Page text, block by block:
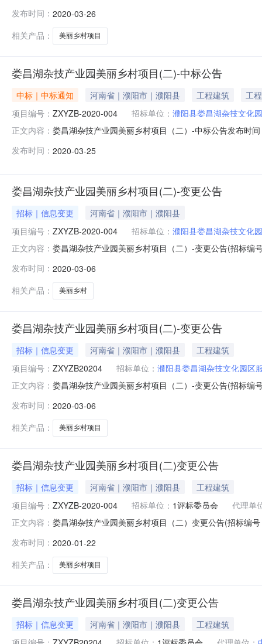
订合同后60日历天；8、招标范围：施工图纸及工程量清
联合
发布时间： 2020-03-26
相关产品：
美丽乡村项目
娄昌湖杂技产业园美丽乡村项目(二)-中标公告
中标｜中标通知 河南省｜濮阳市｜濮阳县 工程建筑
工程
项目编号： ZXYZB-2020-004 招标单位： 濮阳县娄昌湖杂技文化
正文内容： 娄昌湖杂技产业园美丽乡村项目（二）-中标公告发布时
源：财政资金；6、质量要求：合格；7、工期：签订合
发布时间： 2020-03-25
娄昌湖杂技产业园美丽乡村项目(二)-变更公告
招标｜信息变更
河南省｜濮阳市｜濮阳县
项目编号： ZXYZB-2020-004 招标单位： 濮阳县娄昌湖杂技文化
正文内容： 娄昌湖杂技产业园美丽乡村项目（二）-变更公告(招标编
标截止时间：2020年3月23日9时00分注：投标人需网上
发布时间： 2020-03-06
相关产品：
美丽乡村
娄昌湖杂技产业园美丽乡村项目(二)-变更公告
招标｜信息变更 河南省｜濮阳市｜濮阳县
工程建筑
项目编号： ZXYZB20204 招标单位： 濮阳县娄昌湖杂技文化园区
正文内容： 娄昌湖杂技产业园美丽乡村项目（二）-变更公告(招标编
标截止时间：2020年3月23日9时00分注：投标人需网上
发布时间： 2020-03-06
相关产品：
美丽乡村项目
娄昌湖杂技产业园美丽乡村项目(二)变更公告
招标｜信息变更 河南省｜濮阳市｜濮阳县
工程建筑
项目编号： ZXYZB-2020-004 招标单位： 1评标委员会
代理单
正文内容： 娄昌湖杂技产业园美丽乡村项目（二）变更公告(招标编
号：ZXYZB-2020-004二：公告内容如下（1）删除招标
发布时间： 2020-01-22
相关产品：
美丽乡村项目
娄昌湖杂技产业园美丽乡村项目(二)变更公告
招标｜信息变更 河南省｜濮阳市｜濮阳县
工程建筑